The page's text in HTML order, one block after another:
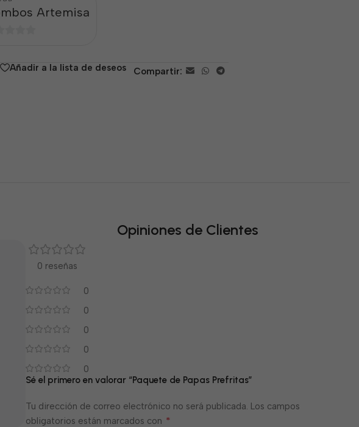
Artemisa
Añadir a la lista de deseos Compartir:
Opiniones de Clientes
0 reseñas
0
0
0
0
0
Sé el primero en valorar “Paquete de Papas Prefritas”
Tu dirección de correo electrónico no será publicada. Los campos
obligatorios están marcados con *